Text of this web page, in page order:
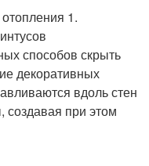
1.
способов скрыть
декоративных
вдоль стен
создавая при этом